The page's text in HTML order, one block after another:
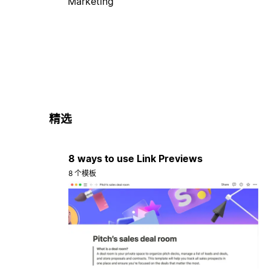
精选
8 ways to use Link Previews
8 个模板